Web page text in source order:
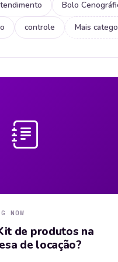
Bolo
controle Mais
NOW
de produtos na
de locação?